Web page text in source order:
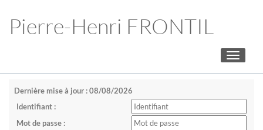
Pierre-Henri FRONTIL
Toggle
Dernière mise à jour : 08/08/2026
Identifiant :
Mot de passe :